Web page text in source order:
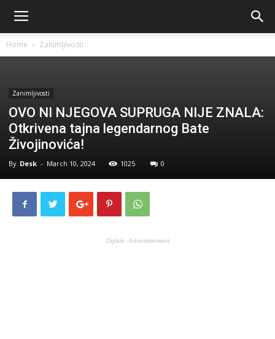
Home Zanimljivosti
Zanimljivosti
OVO NI NJEGOVA SUPRUGA NIJE ZNALA:
Otkrivena tajna legendarnog Bate
Živojinovića!
By Desk - March 10, 2024 1025 0
Oglasi - Advertisement